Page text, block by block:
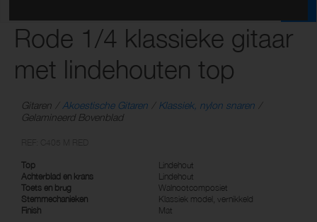
Rode 1/4 klassieke gitaar
met lindehouten top
Gitaren Akoestische Gitaren
Klassiek, nylon snaren
Gelamineerd Bovenblad
Top
Lindehout
Achterblad en krans
Lindehout
Toets en brug
Walnootcomposiet
Stemmechanieken
Klassiek model, vernikkeld
Finish
Mat